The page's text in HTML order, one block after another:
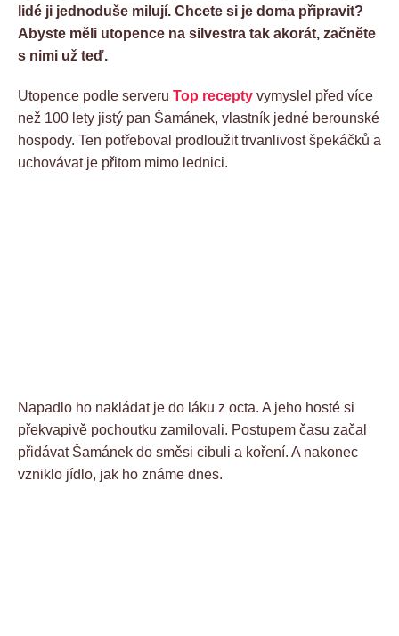
lidé ji jednoduše milují. Chcete si je doma připravit?
Abyste měli utopence na silvestra tak akorát, začněte
s nimi už teď.
Utopence podle serveru Top recepty vymyslel před více
než 100 lety jistý pan Šamánek, vlastník jedné berounské
hospody. Ten potřeboval prodloužit trvanlivost špekáčků a
uchovávat je přitom mimo lednici.
Napadlo ho nakládat je do láku z octa. A jeho hosté si
překvapivě pochoutku zamilovali. Postupem času začal
přidávat Šamánek do směsi cibuli a koření. A nakonec
vzniklo jídlo, jak ho známe dnes.